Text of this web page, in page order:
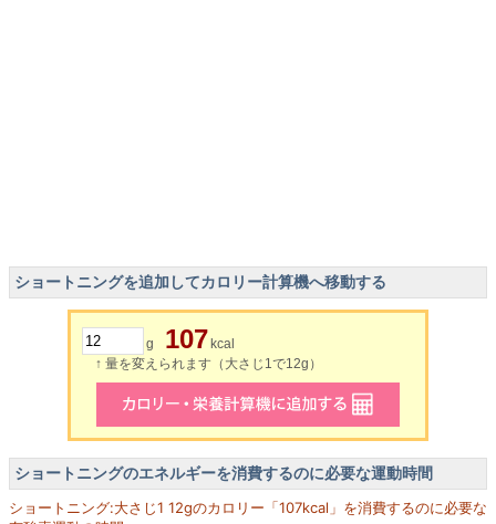
ショートニングを追加してカロリー計算機へ移動する
g 107 kcal
↑ 量を変えられます（大さじ1で12g）
ショートニングのエネルギーを消費するのに必要な運動時間
ショートニング:大さじ1 12gのカロリー「107kcal」を消費するのに必要な